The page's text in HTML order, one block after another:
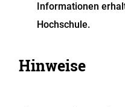
Informationen
Hochschule.
Hinweise